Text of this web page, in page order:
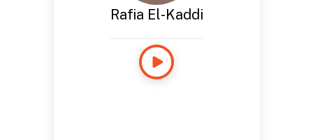
Rafia El-Kaddi